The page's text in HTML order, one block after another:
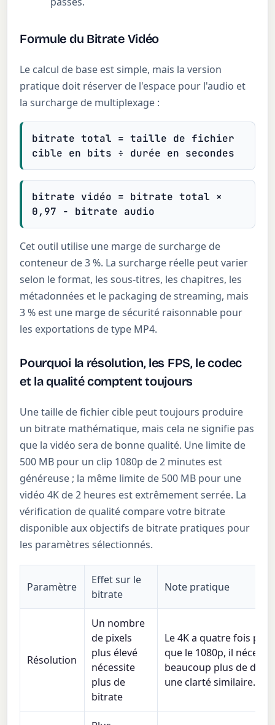
Formule du Bitrate Vidéo
Le calcul de base est simple, mais la version
pratique doit réserver de l'espace pour l'audio et
la surcharge de multiplexage :
bitrate total = taille de fichier
cible en bits ÷ durée en secondes
bitrate vidéo = bitrate total ×
0,97 − bitrate audio
Cet outil utilise une marge de surcharge de
conteneur de 3 %. La surcharge réelle peut varier
selon le format, les sous-titres, les chapitres, les
métadonnées et le packaging de streaming, mais
3 % est une marge de sécurité raisonnable pour
les exportations de type MP4.
Pourquoi la résolution, les FPS, le codec
et la qualité comptent toujours
Une taille de fichier cible peut toujours produire
un bitrate mathématique, mais cela ne signifie pas
que la vidéo sera de bonne qualité. Une limite de
500 MB pour un clip 1080p de 2 minutes est
généreuse ; la même limite de 500 MB pour une
vidéo 4K de 2 heures est extrêmement serrée. La
vérification de qualité compare votre bitrate
disponible aux objectifs de bitrate pratiques pour
les paramètres sélectionnés.
Paramètre
Effet sur le
bitrate
Note pratique
Résolution
Un nombre
de pixels
plus élevé
nécessite
plus de
bitrate
Le 4K a quatre fois
que le 1080p, il
beaucoup plus de
une clarté similaire.